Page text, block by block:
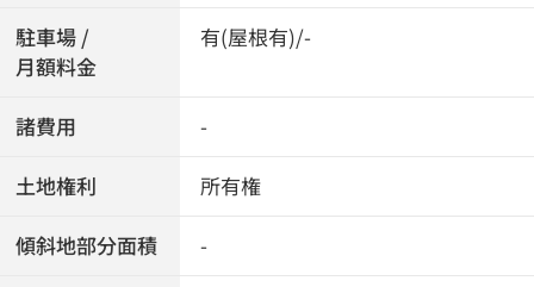
駐車場 /
月額料金
有(屋根有)/-
諸費用 -
土地権利 所有権
傾斜地部分面積 -